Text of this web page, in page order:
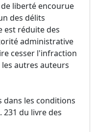
liberté encourue
des délits
est réduite des
administrative
cesser l'infraction
autres auteurs
dans les conditions
231 du livre des